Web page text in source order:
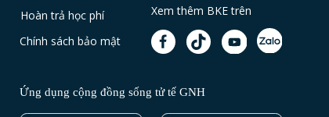
Ứng dụng cộng đồng sống tử tế GNH
Hoàn trả học phí
Chính sách bảo mật
Xem thêm BKE trên